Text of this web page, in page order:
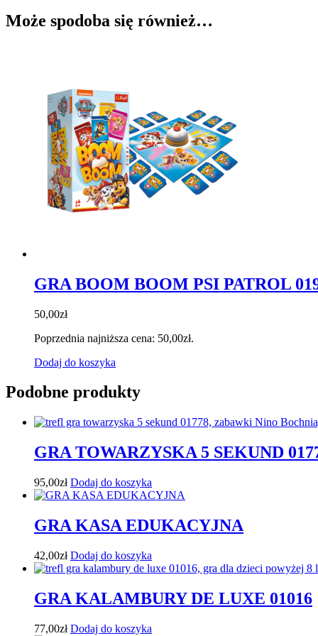
Może spodoba się również…
GRA BOOM BOOM PSI PATROL
50,00zł
Poprzednia najniższa cena: 50,00zł.
Dodaj do koszyka
Podobne produkty
GRA TOWARZYSKA 5 SEKUND
95,00zł Dodaj do koszyka
GRA KASA EDUKACYJNA
42,00zł Dodaj do koszyka
GRA KALAMBURY DE LUXE 01016
77,00zł Dodaj do koszyka